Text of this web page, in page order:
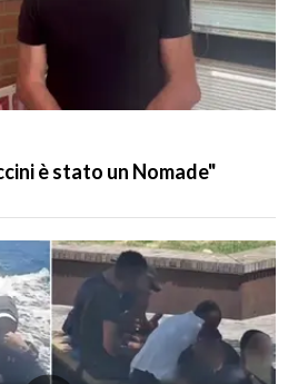
è stato un Nomade"